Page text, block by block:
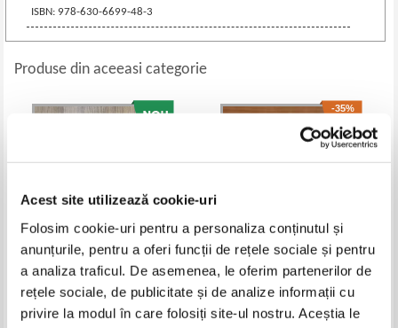
Acest site utilizează cookie-uri
Folosim cookie-uri pentru a personaliza conținutul și
anunțurile, pentru a oferi funcții de rețele sociale și pentru
a analiza traficul. De asemenea, le oferim partenerilor de
rețele sociale, de publicitate și de analize informații cu
privire la modul în care folosiți site-ul nostru. Aceștia le
ISBN: 978-630-6699-48-3
Produse din aceeasi categorie
Isabella Maldonado - Soimul
-35%
Gerald Messadie - Moise (2
volume)